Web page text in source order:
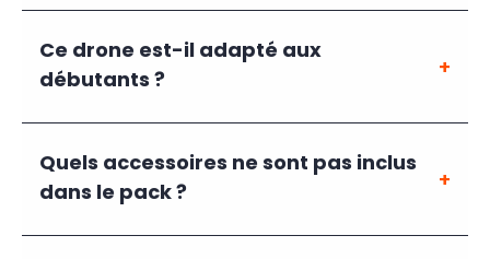
Ce drone est-il adapté aux
débutants ?
Quels accessoires ne sont pas inclus
dans le pack ?